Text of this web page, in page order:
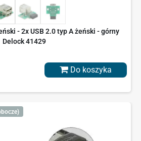
- 2x USB 2.0 typ A żeński - górny
Delock 41429
Do koszyka